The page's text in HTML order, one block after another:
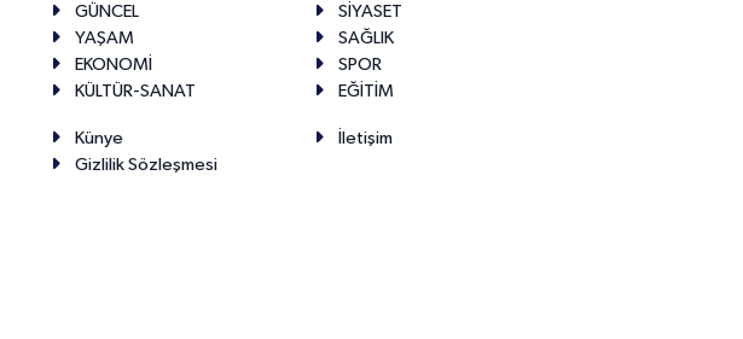
GÜNCEL
SİYASET
YAŞAM
SAĞLIK
EKONOMİ
SPOR
KÜLTÜR-SANAT
EĞİTİM
Künye
İletişim
Gizlilik Sözleşmesi